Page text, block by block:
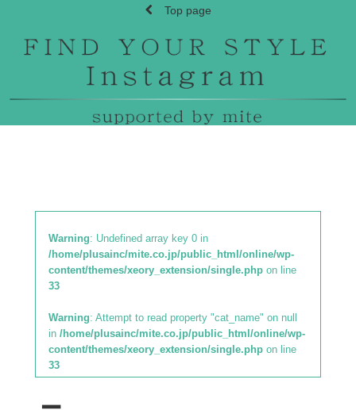
Top page
Warning: Undefined array key 0 in
/home/plusainc/mite.co.jp/public_html/online/wp-
content/themes/xeory_extension/single.php on line
33
Warning: Attempt to read property "cat_name" on null
in /home/plusainc/mite.co.jp/public_html/online/wp-
content/themes/xeory_extension/single.php on line
33